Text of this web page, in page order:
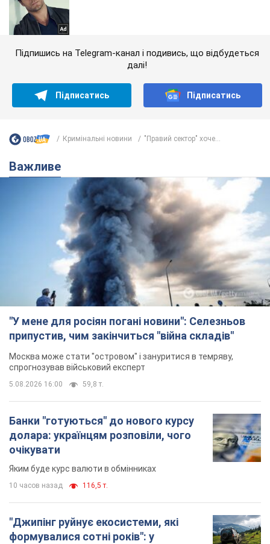
Підпишись на Telegram-канал і подивись, що відбудеться
далі!
Підписатись Підписатись
Кримінальні новини "Правий сектор" хоче...
Важливе
"У мене для росіян погані новини": Селезньов
припустив, чим закінчиться "війна складів"
Москва може стати "островом" і зануритися в темряву,
спрогнозував військовий експерт
5.08.2026 16:00 59,8 т.
Банки "готуються" до нового курсу
долара: українцям розповіли, чого
очікувати
Яким буде курс валюти в обмінниках
10 часов назад 116,5 т.
"Джипінг руйнує екосистеми, які
формувалися сотні років": у